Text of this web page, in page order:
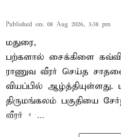
Published on: 08 Aug 2026, 3:38 pm
மதுரை,
பற்களால் சைக்கிளை கவ்வி
ராணுவ வீரர் செய்த
வியப்பில் ஆழ்த்தியுள்ளது.
திருமங்கலம் பகுதியை
வீரர் < ...